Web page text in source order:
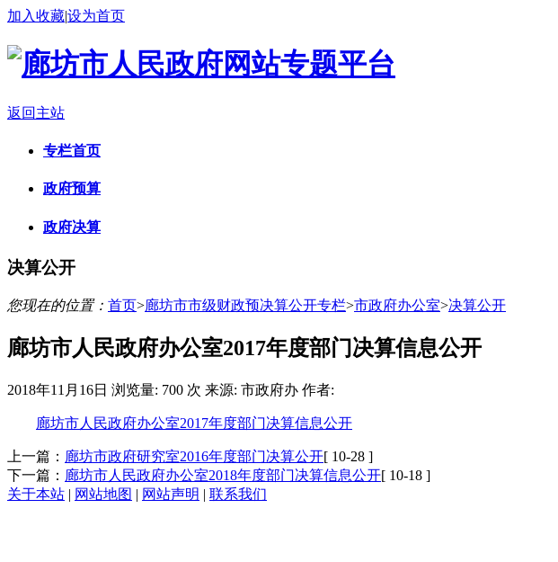
加入收藏|设为首页
返回主站
专栏首页
政府预算
政府决算
决算公开
您现在的位置： 首页>廊坊市市级财政预决算公开专栏>市政府办公室>决算公开
廊坊市人民政府办公室2017年度部门决算信息公开
2018年11月16日 浏览量: 700 次 来源: 市政府办 作者:
廊坊市人民政府办公室2017年度部门决算信息公开
上一篇： 廊坊市政府研究室2016年度部门决算公开[ 10-28 ]
下一篇： 廊坊市人民政府办公室2018年度部门决算信息公开[ 10-18 ]
关于本站 | 网站地图 | 网站声明 | 联系我们